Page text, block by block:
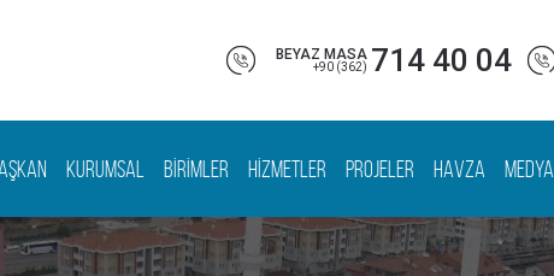
BEYAZ MASA
+90 (362) 714 40 04
KURUMSAL BİRİMLER HİZMETLER PROJELER HAVZA MEDYA